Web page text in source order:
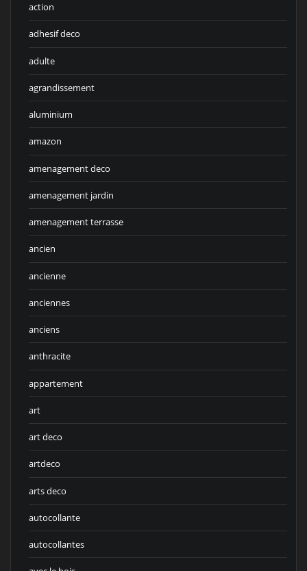
action
adhesif deco
adulte
agrandissement
aluminium
amazon
amenagement deco
amenagement jardin
amenagement terrasse
ancien
ancienne
anciennes
anciens
anthracite
appartement
art
art deco
artdeco
arts deco
autocollante
autocollantes